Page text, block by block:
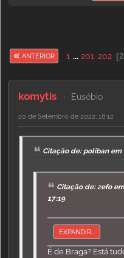
ANTERIOR 1 ... 201 202
komytis Eusébio
20 de Setembro de 2022, 18:12
Citação de: poliban em
Citação de: zefo
17:19
EXPANDIR...
É de Braga? Está